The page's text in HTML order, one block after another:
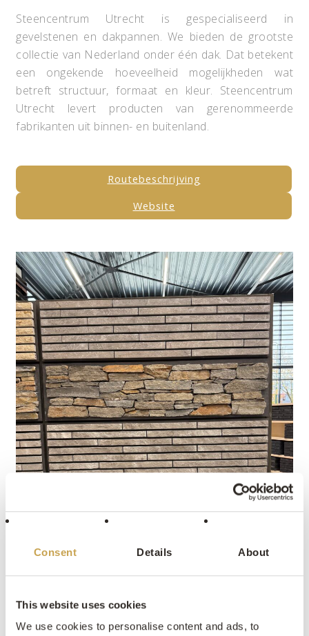
Consent Details About
This website uses cookies
We use cookies to personalise content and ads, to
Steencentrum Utrecht is gespecialiseerd in
gevelstenen en dakpannen. We bieden de grootste
collectie van Nederland onder één dak. Dat betekent
een ongekende hoeveelheid mogelijkheden wat
betreft structuur, formaat en kleur. Steencentrum
Utrecht levert producten van gerenommeerde
fabrikanten uit binnen- en buitenland.
Routebeschrijving
Website